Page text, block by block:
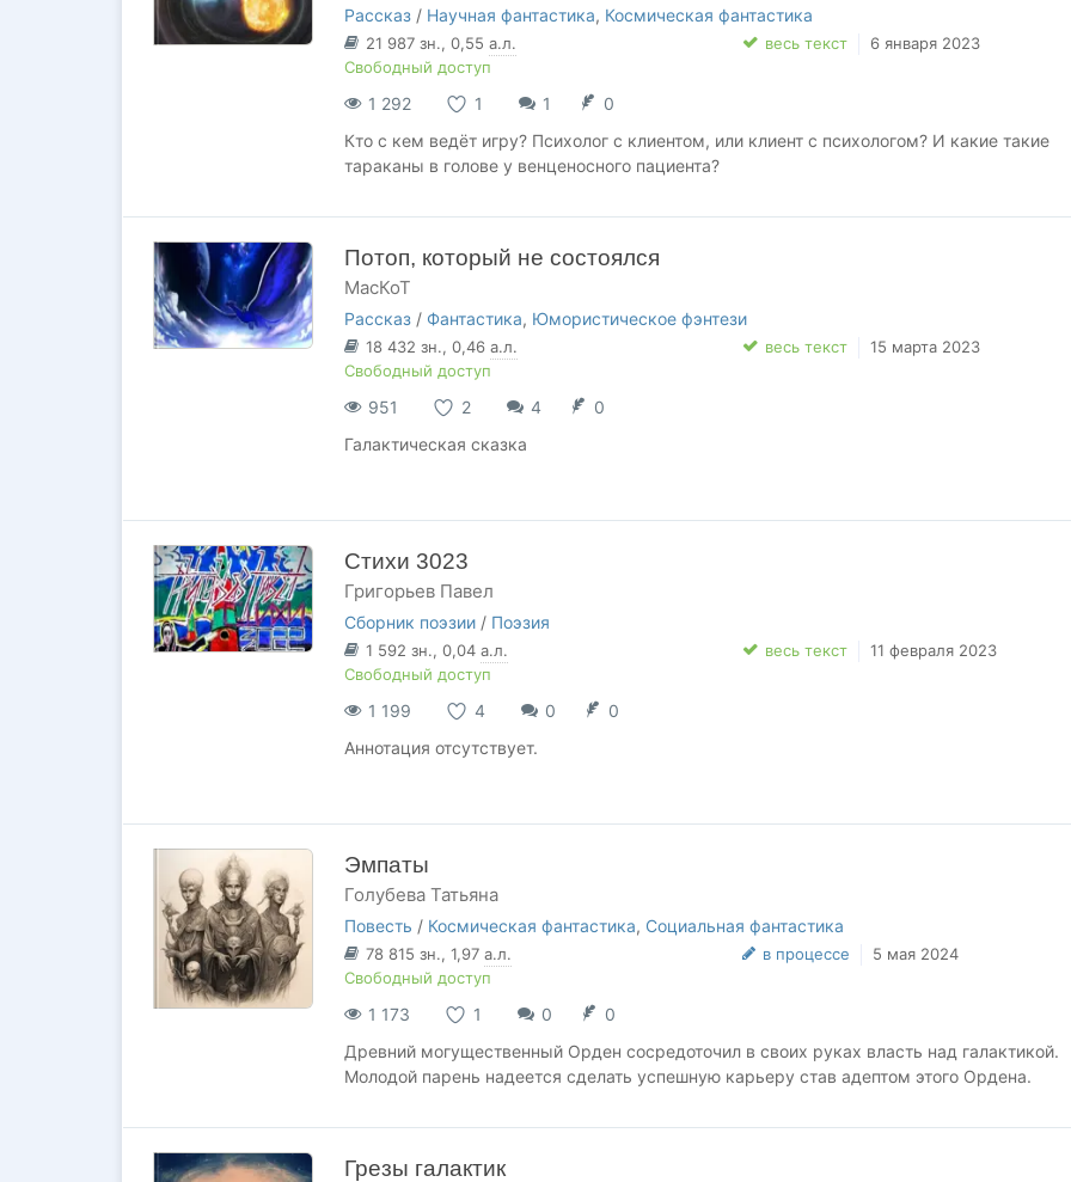
Рассказ / Научная фантастика, Космическая фантастика
21 987 зн., 0,55 а.л.
Свободный доступ
весь текст 6 января 2023
1 292 1 1
0
Кто с кем ведёт игру? Психолог с клиентом, или клиент с психологом? И какие такие
тараканы в голове у венценосного пациента?
Потоп, который не состоялся
МасКоТ
Рассказ / Фантастика, Юмористическое фэнтези
18 432 зн., 0,46 а.л.
Свободный доступ
весь текст 15 марта 2023
951 2 4
0
Галактическая сказка
Стихи 3023
Григорьев Павел
Сборник поэзии / Поэзия
1 592 зн., 0,04 а.л.
Свободный доступ
весь текст 11 февраля 2023
1 199 4 0
0
Аннотация отсутствует.
Эмпаты
Голубева Татьяна
Повесть / Космическая фантастика, Социальная фантастика
78 815 зн., 1,97 а.л.
Свободный доступ
в процессе 5 мая 2024
1 173 1 0
0
Древний могущественный Орден сосредоточил в своих руках власть над галактикой.
Молодой парень надеется сделать успешную карьеру став адептом этого Ордена.
Грезы галактик